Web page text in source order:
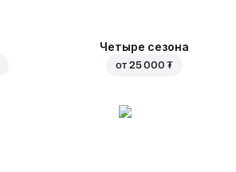
Четыре сезона
от 25 000 ₮